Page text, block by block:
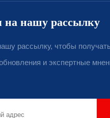
на нашу рассылку
рассылку, чтобы
и экспертные